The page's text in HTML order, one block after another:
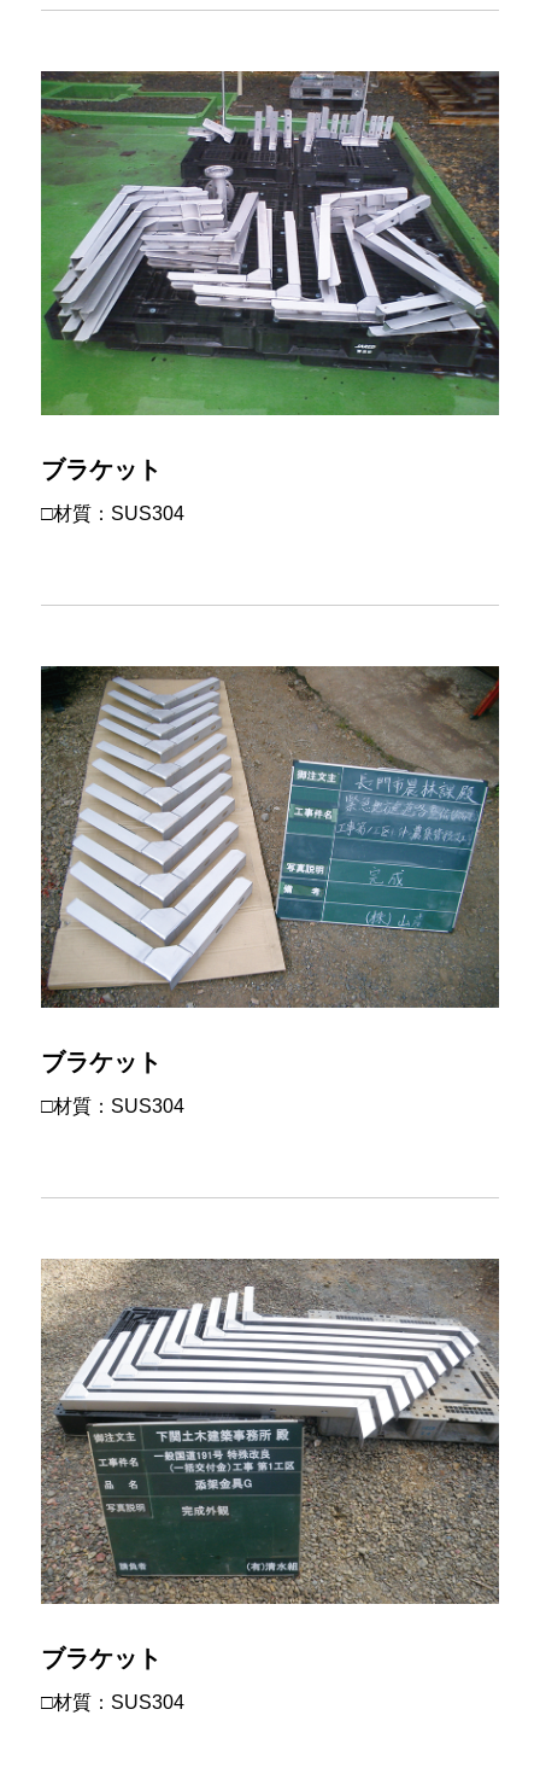
ブラケット
□材質：SUS304
ブラケット
□材質：SUS304
ブラケット
□材質：SUS304